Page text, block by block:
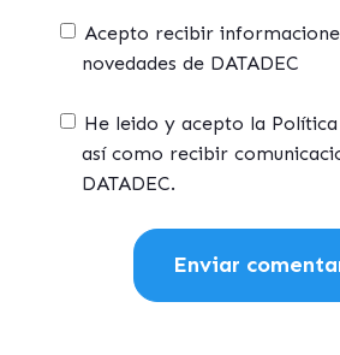
Acepto recibir
novedades de DATADEC
He leido y acepto la
así como recibir
DATADEC.